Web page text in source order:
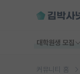
대학원생 모집
커뮤니티 홈